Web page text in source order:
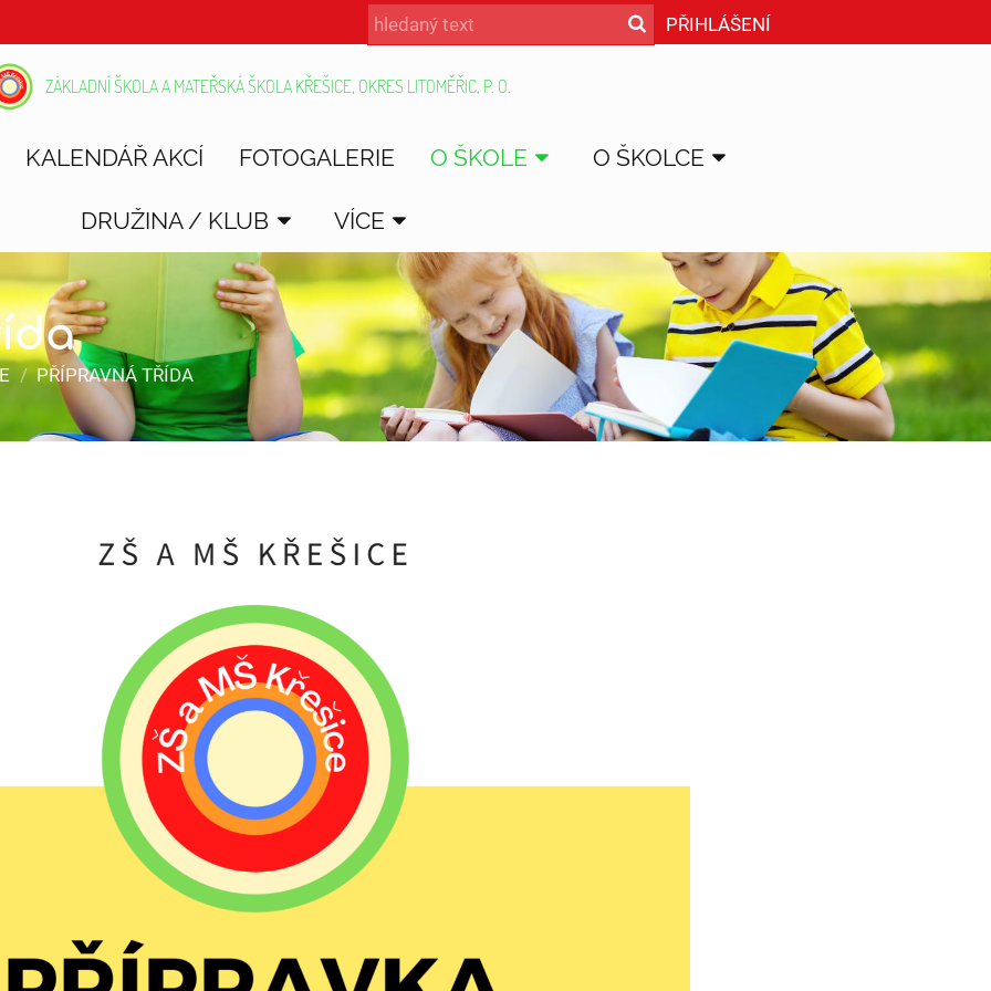
PŘIHLÁŠENÍ
ZÁKLADNÍ ŠKOLA A MATEŘSKÁ ŠKOLA KŘEŠICE, OKRES LITOMĚŘIC, P. O.
KALENDÁŘ AKCÍ FOTOGALERIE O ŠKOLE O ŠKOLCE
DRUŽINA / KLUB VÍCE
/ PŘÍPRAVNÁ TŘÍDA